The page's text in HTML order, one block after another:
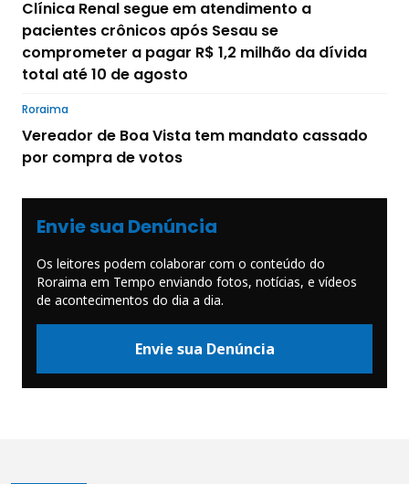
Clínica Renal segue em atendimento a
pacientes crônicos após Sesau se
comprometer a pagar R$ 1,2 milhão da dívida
total até 10 de agosto
Roraima
Vereador de Boa Vista tem mandato cassado
por compra de votos
Envie sua Denúncia
Os leitores podem colaborar com o conteúdo do
Roraima em Tempo enviando fotos, notícias, e vídeos
de acontecimentos do dia a dia.
Envie sua Denúncia